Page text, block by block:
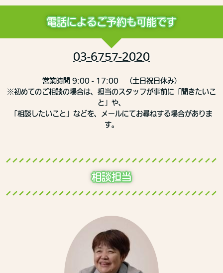
電話によるご予約も可能です
03-6757-2020
営業時間 9:00 - 17:00 （土日祝日休み）
※初めてのご相談の場合は、担当のスタッフが事前に「聞きたいこ
と」や、
「相談したいこと」などを、メールにてお尋ねする場合がありま
す。
相談担当